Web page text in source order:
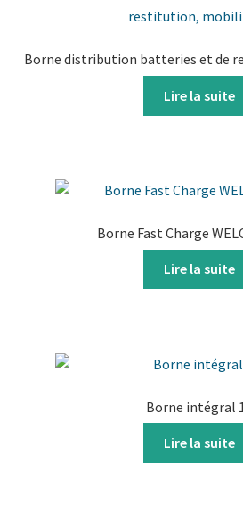
Borne distribution batteries et de
Lire la suite
Borne Fast Charge
Lire la suite
Borne intégral
Lire la suite